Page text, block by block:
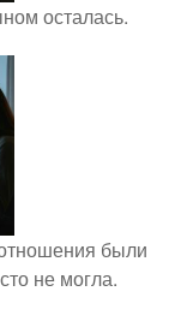
осталась.
были
не могла.